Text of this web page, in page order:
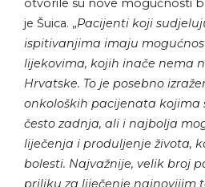
otvorile su nove mogućnosti
je Šuica. „Pacijenti koji
ispitivanjima imaju
lijekovima, kojih inače nema
Hrvatske. To je posebno
onkoloških pacijenata kojima
često zadnja, ali i najbolja
liječenja i produljenje života,
bolesti. Najvažnije, velik broj
priliku za liječenje najnovijim